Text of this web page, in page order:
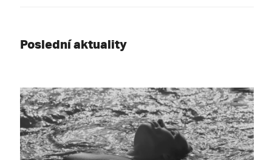
Poslední aktuality